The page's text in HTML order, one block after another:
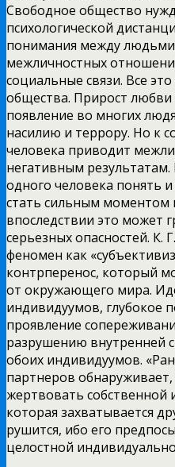
Свободное общество
психологической
понимания между
межличностных
социальные связи. Все
общества. Прирост
появление во многих
насилию и террору. Но к
человека приводит
негативным
одного человека понять
стать сильным моментом
впоследствии это может
серьезных опасностей. К.
феномен как
контрперенос, который
от окружающего мира.
индивидуумов, глубокое
проявление
разрушению внутренней
обоих индивидуумов.
партнеров
жертвовать собственной
которая захватывается
рушится, ибо его
целостной